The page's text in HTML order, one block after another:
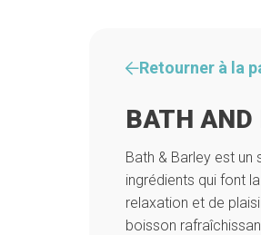
Retourner à la
BATH AND
Bath & Barley est
ingrédients qui font
relaxation et de
boisson